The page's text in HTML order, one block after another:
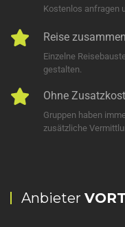
Kostenlos anfragen
Reise
Einzelne
gestalten.
Ohne
Gruppen haben
zusätzliche
Anbieter